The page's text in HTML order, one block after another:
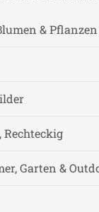
& Pflanzen
Garten &